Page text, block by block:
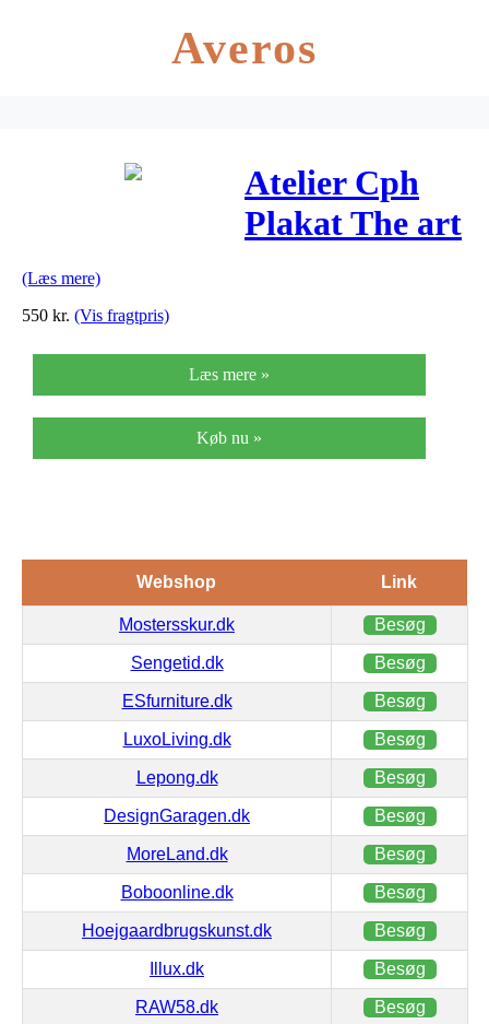
Averos
Atelier Cph
Plakat The art
(Læs mere)
550 kr. (Vis fragtpris)
Læs mere »
Køb nu »
Webshop Link
Mostersskur.dk Besøg
Sengetid.dk Besøg
ESfurniture.dk Besøg
LuxoLiving.dk Besøg
Lepong.dk Besøg
DesignGaragen.dk Besøg
MoreLand.dk Besøg
Boboonline.dk Besøg
Hoejgaardbrugskunst.dk Besøg
Illux.dk Besøg
RAW58.dk Besøg